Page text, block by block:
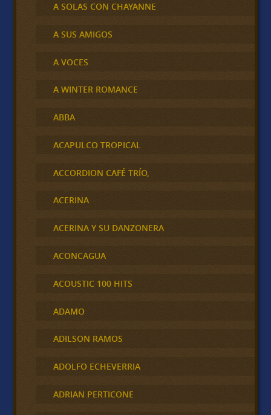
A SOLAS CON CHAYANNE
A SUS AMIGOS
A VOCES
A WINTER ROMANCE
ABBA
ACAPULCO TROPICAL
ACCORDION CAFÉ TRÍO,
ACERINA
ACERINA Y SU DANZONERA
ACONCAGUA
ACOUSTIC 100 HITS
ADAMO
ADILSON RAMOS
ADOLFO ECHEVERRIA
ADRIAN PERTICONE